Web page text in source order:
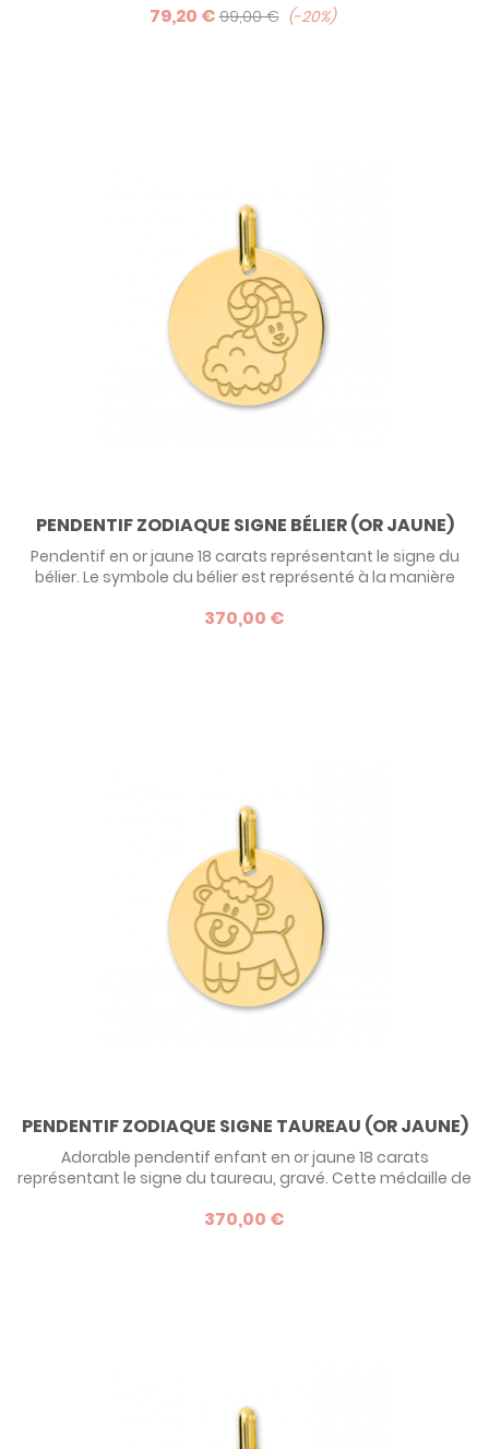
d'enfant, ce qui en fait une idée de cadeau de naissance
79,20 €99,00 € -20%
PENDENTIF ZODIAQUE SIGNE BÉLIER (OR JAUNE)
Pendentif en or jaune 18 carats représentant le signe du
bélier. Le symbole du bélier est représenté à la manière
diamètre. Personnalisable au dos par la gravure d'un
370,00 €
PENDENTIF ZODIAQUE SIGNE TAUREAU (OR JAUNE)
Adorable pendentif enfant en or jaune 18 carats
représentant le signe du taureau, gravé. Cette médaille de
naissance, de baptême ou d'anniversaire à un enfant né
370,00 €